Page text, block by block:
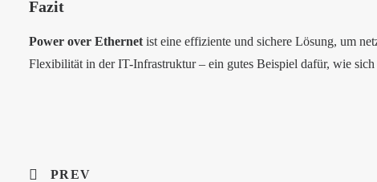
Fazit
Power over Ethernet ist eine effiziente und sichere Lösung, um
Flexibilität in der IT-Infrastruktur – ein gutes Beispiel dafür, wie
PREV